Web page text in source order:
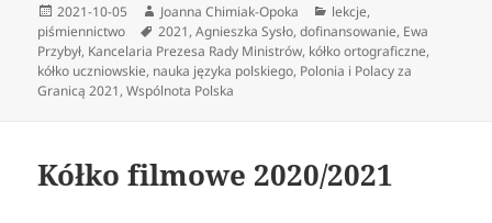
Data
publikacji
2021-10-05 Autor
Joanna Chimiak-Opoka Kategorie
lekcje,
piśmiennictwo
Tagi
2021,Agnieszka Sysło,dofinansowanie, Ewa
Przybył, Kancelaria Prezesa Rady Ministrów, kółko ortograficzne,
kółko uczniowskie, nauka języka polskiego, Polonia i Polacy za
Granicą 2021,Wspólnota Polska
Kółko filmowe 2020/2021